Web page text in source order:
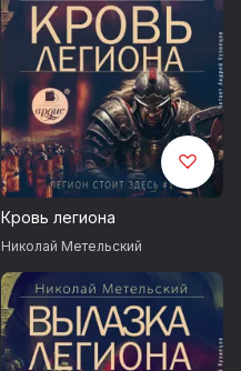
Кровь легиона
Николай Метельский